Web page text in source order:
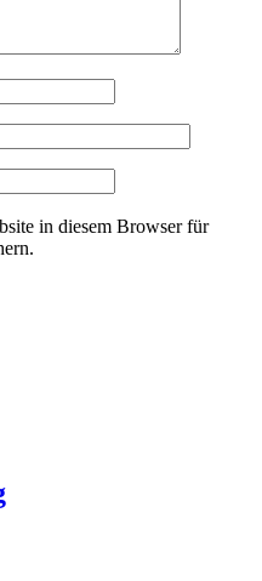
in diesem Browser für